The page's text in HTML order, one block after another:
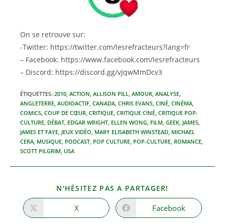
On se retrouve sur:
-Twitter: https://twitter.com/lesrefracteurs?lang=fr
– Facebook: https://www.facebook.com/lesrefracteurs
– Discord: https://discord.gg/vJqwMmDcv3
ÉTIQUETTES: 2010, ACTION, ALLISON PILL, AMOUR, ANALYSE,
ANGLETERRE, AUDIOACTIF, CANADA, CHRIS EVANS, CINÉ, CINÉMA,
COMICS, COUP DE CŒUR, CRITIQUE, CRITIQUE CINÉ, CRITIQUE POP-
CULTURE, DÉBAT, EDGAR WRIGHT, ELLEN WONG, FILM, GEEK, JAMES,
JAMES ET FAYE, JEUX VIDÉO, MARY ELISABETH WINSTEAD, MICHAEL
CERA, MUSIQUE, PODCAST, POP CULTURE, POP-CULTURE, ROMANCE,
SCOTT PILGRIM, USA
N'HÉSITEZ PAS A PARTAGER!
CONTENU
Ouvrir
dans
X Ouvrir
dans
Facebook